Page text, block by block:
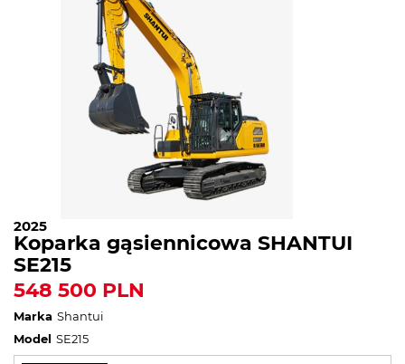
2025
Koparka gąsiennicowa SHANTUI
SE215
548 500 PLN
Marka Shantui
Model SE215